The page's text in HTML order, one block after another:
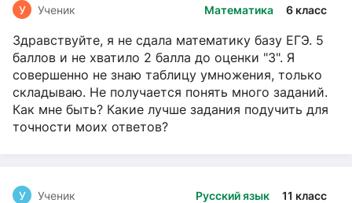
Математика 6 класс
У Ученик
Здравствуйте, я не сдала математику базу ЕГЭ. 5
баллов и не хватило 2 балла до оценки "3". Я
совершенно не знаю таблицу умножения, только
складываю. Не получается понять много заданий.
Как мне быть? Какие лучше задания подучить для
точности моих ответов?
Русский язык 11 класс
У Ученик